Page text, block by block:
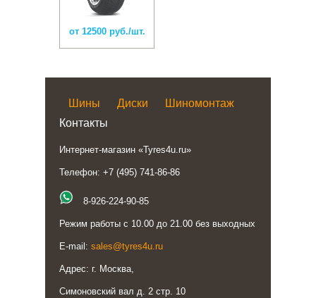
от 12500 руб./шт.
Шины Диски
Шиномонтаж
Контакты
Интернет-магазин «Tyres4u.ru»
Телефон: +7 (495) 741-86-86
8-926-224-90-85
Режим работы с 10.00 до 21.00 без выходных
E-mail: sales@tyres4u.ru
Адрес: г. Москва,
Симоновский вал д. 2 стр. 10